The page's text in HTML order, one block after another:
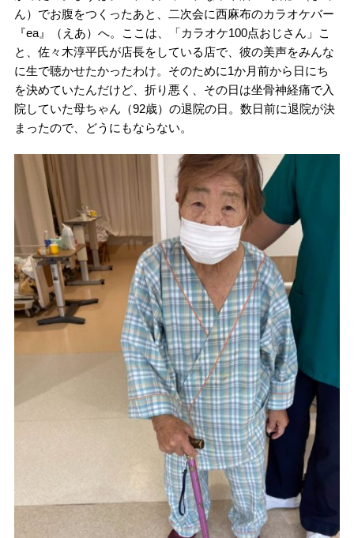
ん）でお腹をつくったあと、二次会に西麻布のカラオケバー
『ea』（えあ）へ。ここは、「カラオケ100点おじさん」こ
と、佐々木淳平氏が店長をしている店で、彼の美声をみんな
に生で聴かせたかったわけ。そのために1か月前から日にち
を決めていたんだけど、折り悪く、その日は坐骨神経痛で入
院していた母ちゃん（92歳）の退院の日。数日前に退院が決
まったので、どうにもならない。